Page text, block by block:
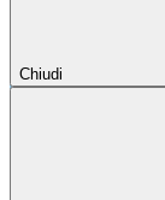
Chiudi